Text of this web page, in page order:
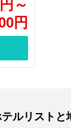
円 ～
円
ルリストと